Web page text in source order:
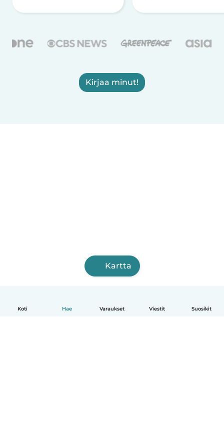
Koti Hae Varaukset Viestit Suosikit
Kirjaa minut!
Kartta